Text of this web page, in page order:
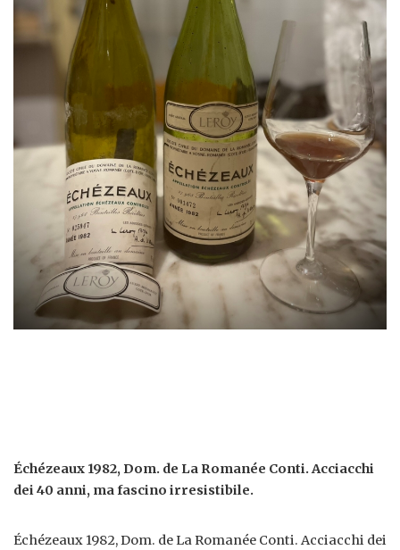
Échézeaux 1982, Dom. de La Romanée Conti. Acciacchi
dei 40 anni, ma fascino irresistibile.
Échézeaux 1982, Dom. de La Romanée Conti. Acciacchi dei